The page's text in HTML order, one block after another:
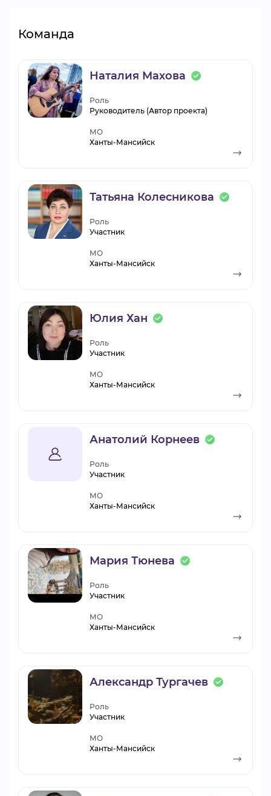
Команда
Наталия Махова
Роль
Руководитель (Автор проекта)
МО
Ханты-Мансийск
Татьяна Колесникова
Роль
Участник
МО
Ханты-Мансийск
Юлия Хан
Роль
Участник
МО
Ханты-Мансийск
Анатолий Корнеев
Роль
Участник
МО
Ханты-Мансийск
Мария Тюнева
Роль
Участник
МО
Ханты-Мансийск
Александр Тургачев
Роль
Участник
МО
Ханты-Мансийск